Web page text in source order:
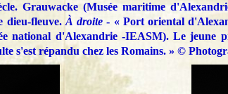
Grauwacke (Musée maritime
dieu-fleuve. À droite - « Port oriental
national d'Alexandrie -IEASM). Le jeune
s'est répandu chez les Romains. » ©